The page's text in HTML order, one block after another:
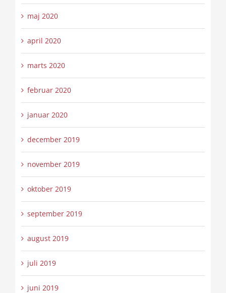
maj 2020
april 2020
marts 2020
februar 2020
januar 2020
december 2019
november 2019
oktober 2019
september 2019
august 2019
juli 2019
juni 2019